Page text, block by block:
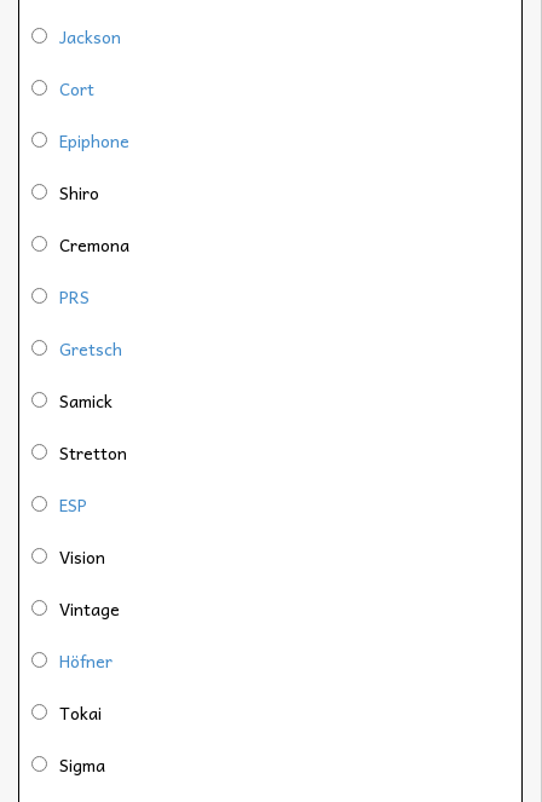
Jackson
Cort
Epiphone
Shiro
Cremona
PRS
Gretsch
Samick
Stretton
ESP
Vision
Vintage
Höfner
Tokai
Sigma